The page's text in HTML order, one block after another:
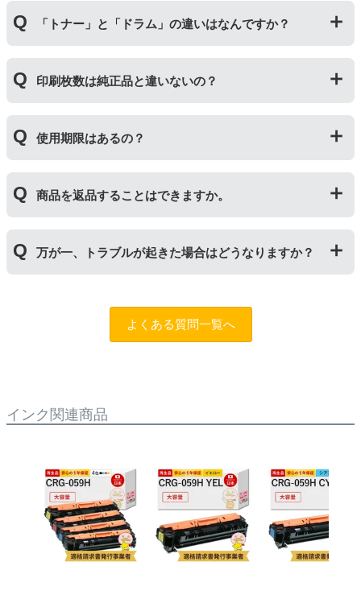
ッジを国内で1本づつ丁寧に製造しているため、比較的
不具合の起きにくい商品です。
「互換トナー」は純正品を模して製造された大量生産さ
れた商品のため、お求めやすい価格になっております。
「トナー」と「ドラム」の違いはなんですか？
ートリッジのことです。「ドラム(感光体ユニット)」は
トナーを用紙に写すためのもので、トナーカートリッジ
の器にあたる部分になります。
トナーとドラムはそれぞれ印字できる枚数が異なってい
により使用できなくなった場合は、必ず分離してから新
しいものに交換してください。
印刷枚数は純正品と違いないの？
一部型番は、純正品より多く印刷が可能なエコッテオリ
ジナルの【特別増量版】もございます。
使用期限はあるの？
サイクルトナー/ドラムに限り、レビューをご投稿いただ
くことで保証期間が2年に延長されます。
保証期間の2年以内に使い切るようお願いいたします。
商品を返品することはできますか。
用未開封の場合であっても対応することができません。
ご購入前に商品の型番などをよくご確認ください。な
ますので、お手数ですが当店までお問い合わせくださ
万が一、トラブルが起きた場合はどうなりますか？
問合フォーム
ふたつの保証」を設けておりますので、ご購入
よくある質問一覧へ
インク関連商品